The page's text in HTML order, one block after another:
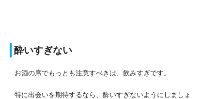
酔いすぎない
お酒の席でもっとも注意すべきは、飲みすぎです。
特に出会いを期待するなら、酔いすぎないようにしましょ